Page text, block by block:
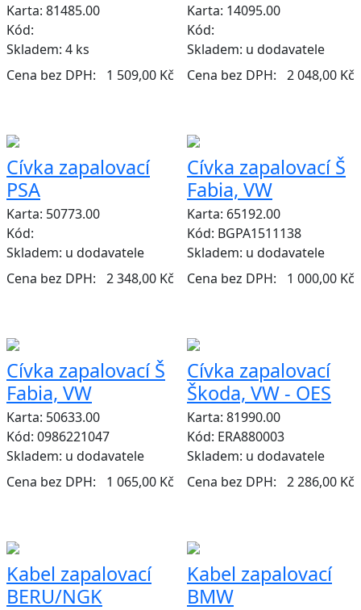
Karta: 81485.00
Kód:
Skladem: 4 ks
Cena bez DPH:
1 509,00 Kč
Karta: 14095.00
Kód:
Skladem: u dodavatele
Cena bez DPH:
2 048,00 Kč
Cívka zapalovací
PSA
Karta: 50773.00
Kód:
Skladem: u dodavatele
Cena bez DPH:
2 348,00 Kč
Cívka zapalovací Š
Fabia, VW
Karta: 65192.00
Kód: BGPA1511138
Skladem: u dodavatele
Cena bez DPH:
1 000,00 Kč
Cívka zapalovací Š
Fabia, VW
Karta: 50633.00
Kód: 0986221047
Skladem: u dodavatele
Cena bez DPH:
1 065,00 Kč
Cívka zapalovací
Škoda, VW - OES
Karta: 81990.00
Kód: ERA880003
Skladem: u dodavatele
Cena bez DPH:
2 286,00 Kč
Kabel zapalovací
BERU/NGK
Kabel zapalovací
BMW